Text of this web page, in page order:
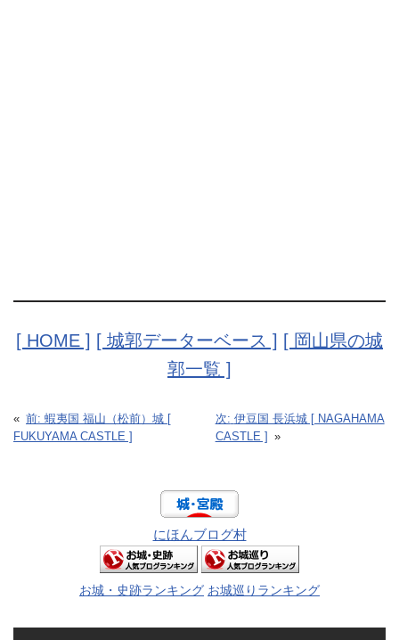
[ HOME ] [ 城郭データーベース ] [ 岡山県の城
郭一覧 ]
« 前: 蝦夷国 福山（松前）城 [
FUKUYAMA CASTLE ]
次: 伊豆国 長浜城 [ NAGAHAMA
CASTLE ] »
にほんブログ村
お城・史跡ランキング お城巡りランキング